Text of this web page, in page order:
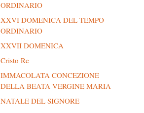
ORDINARIO
XXVI DOMENICA DEL TEMPO
ORDINARIO
XXVII DOMENICA
Cristo Re
IMMACOLATA CONCEZIONE
DELLA BEATA VERGINE MARIA
NATALE DEL SIGNORE